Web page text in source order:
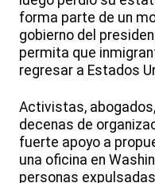
forma parte de un
gobierno del
permita que
regresar a Estados
Activistas,
decenas de
fuerte apoyo a
una oficina en
personas